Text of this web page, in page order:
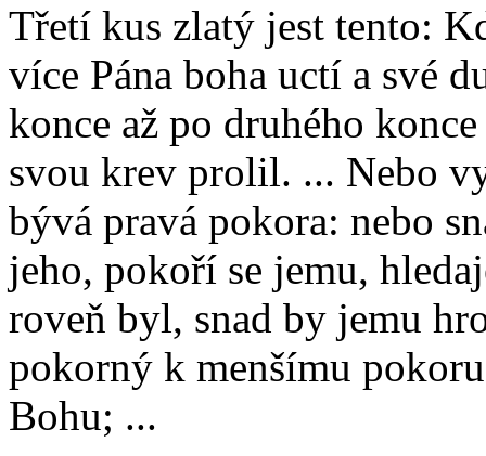
Třetí kus zlatý jest tento:
více Pána boha uctí a své
konce až po druhého
svou krev prolil. ... Nebo
bývá pravá pokora: nebo
jeho, pokoří se jemu,
roveň byl, snad by jemu
pokorný k menšímu
Bohu; ...